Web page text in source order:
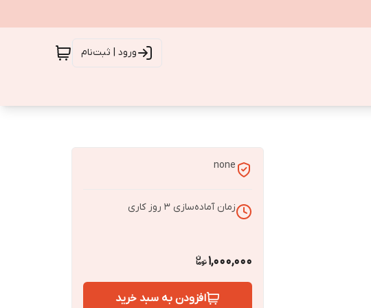
ورود | ثبت‌نام
none
زمان آماده‌سازی 3 روز کاری
1,000,000
افزودن به سبد خرید